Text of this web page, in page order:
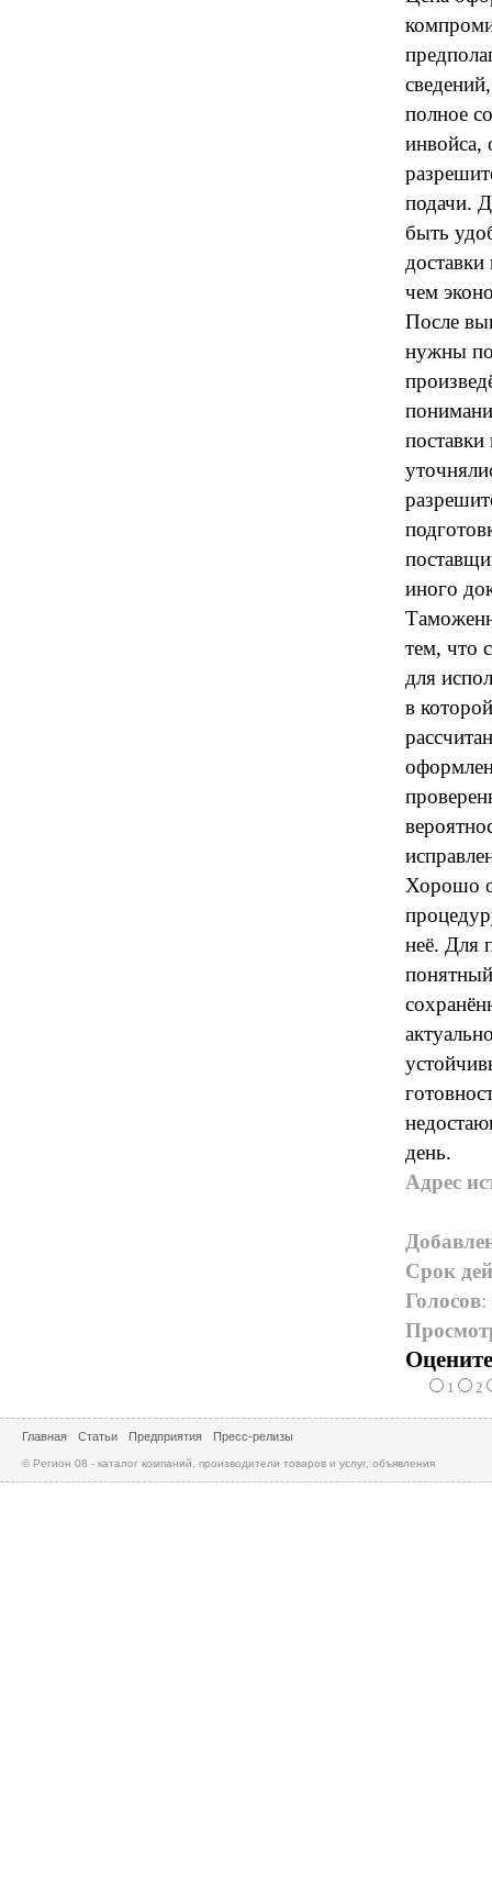
полное
инвойса,
подачи.
быть
чем
После
нужны
иного
тем, что
для
в
Хорошо
неё. Для
день.
Адрес
Срок
Голосов:
1 2
Главная Статьи Предприятия Пресс-релизы
© Регион 08 - каталог компаний, производители товаров и услуг, объявления